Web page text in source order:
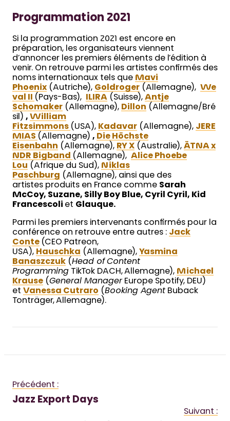
Programmation 2021
Si la programmation 2021 est encore en
préparation, les organisateurs viennent
d’annoncer les premiers éléments de l’édition à
venir. On retrouve parmi les artistes confirmés des
noms internationaux tels que Mavi
Phoenix (Autriche), Goldroger (Allemagne), We
val II
(Pays-Bas), ILIRA (Suisse), Antje
Schomaker (Allemagne), Dillon (Allemagne/Bré
sil) , William
Fitzsimmons (USA), Kadavar (Allemagne), JERE
MIAS (Allemagne) , Die Höchste
Eisenbahn (Allemagne), RY X (Australie), ÄTNA x
NDR Bigband (Allemagne), Alice Phoebe
Lou (Afrique du Sud), Niklas
Paschburg (Allemagne), ainsi que des
artistes produits en France comme Sarah
McCoy, Suzane, Silly Boy Blue, Cyril Cyril, Kid
Francescoli et Glauque.
Parmi les premiers intervenants confirmés pour la
conférence on retrouve entre autres : Jack
Conte (CEO Patreon,
USA), Hauschka (Allemagne), Yasmina
Banaszczuk (Head of Content
Programming TikTok DACH, Allemagne), Michael
Krause (General ManagerEurope Spotify, DEU)
et Vanessa Cutraro (Booking Agent Buback
Tonträger, Allemagne).
Précédent :
Jazz Export Days
Suivant :